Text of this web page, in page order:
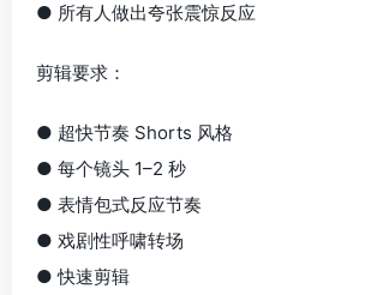
● 所有人做出夸张震惊反应
剪辑要求：
● 超快节奏 Shorts 风格
● 每个镜头 1–2 秒
● 表情包式反应节奏
● 戏剧性呼啸转场
● 快速剪辑